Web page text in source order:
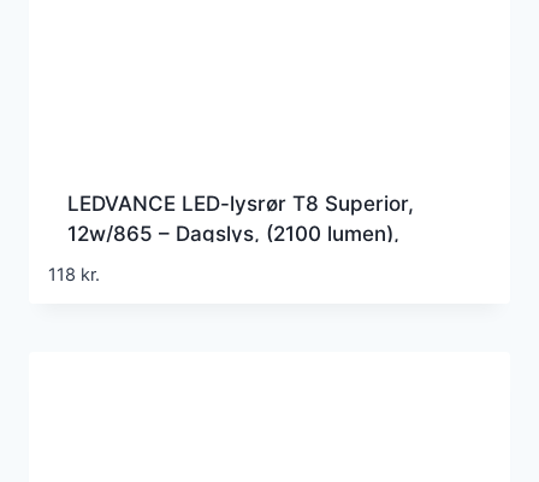
LEDVANCE LED-lysrør T8 Superior,
12w/865 – Dagslys, (2100 lumen),
1200mm, G5 (Erstatter 36w), EM+230v
118 kr.